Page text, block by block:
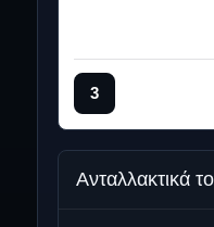
3
Ανταλλακτικά